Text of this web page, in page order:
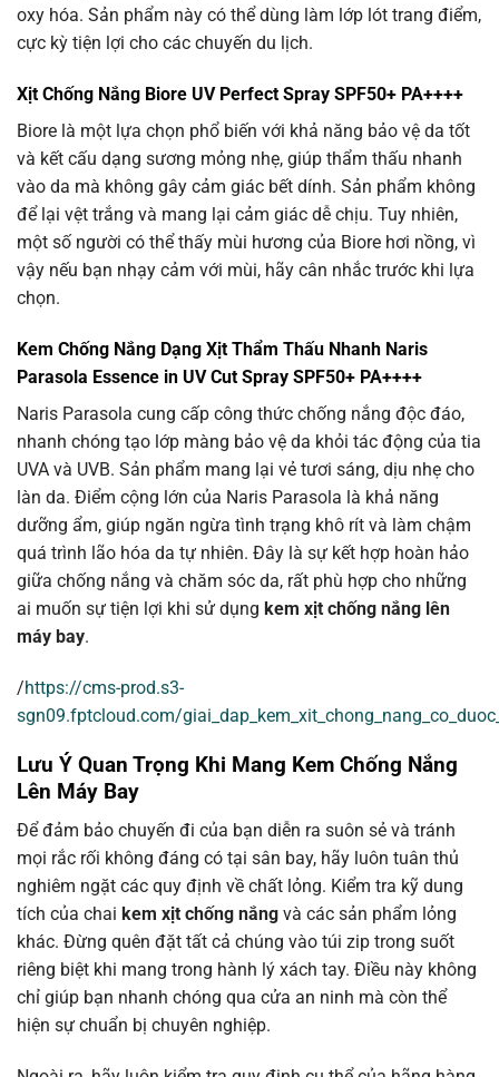
oxy hóa. Sản phẩm này có thể dùng làm lớp lót trang điểm,
cực kỳ tiện lợi cho các chuyến du lịch.
Xịt Chống Nắng Biore UV Perfect Spray SPF50+ PA++++
Biore là một lựa chọn phổ biến với khả năng bảo vệ da tốt
và kết cấu dạng sương mỏng nhẹ, giúp thẩm thấu nhanh
vào da mà không gây cảm giác bết dính. Sản phẩm không
để lại vệt trắng và mang lại cảm giác dễ chịu. Tuy nhiên,
một số người có thể thấy mùi hương của Biore hơi nồng, vì
vậy nếu bạn nhạy cảm với mùi, hãy cân nhắc trước khi lựa
chọn.
Kem Chống Nắng Dạng Xịt Thẩm Thấu Nhanh Naris
Parasola Essence in UV Cut Spray SPF50+ PA++++
Naris Parasola cung cấp công thức chống nắng độc đáo,
nhanh chóng tạo lớp màng bảo vệ da khỏi tác động của tia
UVA và UVB. Sản phẩm mang lại vẻ tươi sáng, dịu nhẹ cho
làn da. Điểm cộng lớn của Naris Parasola là khả năng
dưỡng ẩm, giúp ngăn ngừa tình trạng khô rít và làm chậm
quá trình lão hóa da tự nhiên. Đây là sự kết hợp hoàn hảo
giữa chống nắng và chăm sóc da, rất phù hợp cho những
ai muốn sự tiện lợi khi sử dụng kem xịt chống nắng lên
máy bay.
/https://cms-prod.s3-
sgn09.fptcloud.com/
Lưu Ý Quan Trọng Khi Mang Kem Chống Nắng
Lên Máy Bay
Để đảm bảo chuyến đi của bạn diễn ra suôn sẻ và tránh
mọi rắc rối không đáng có tại sân bay, hãy luôn tuân thủ
nghiêm ngặt các quy định về chất lỏng. Kiểm tra kỹ dung
tích của chai kem xịt chống nắng và các sản phẩm lỏng
khác. Đừng quên đặt tất cả chúng vào túi zip trong suốt
riêng biệt khi mang trong hành lý xách tay. Điều này không
chỉ giúp bạn nhanh chóng qua cửa an ninh mà còn thể
hiện sự chuẩn bị chuyên nghiệp.